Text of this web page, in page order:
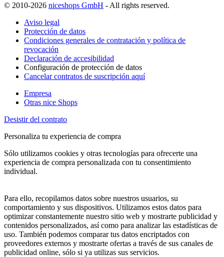
© 2010-2026 niceshops GmbH - All rights reserved.
Aviso legal
Protección de datos
Condiciones generales de contratación y política de
revocación
Declaración de accesibilidad
Configuración de protección de datos
Cancelar contratos de suscripción aquí
Empresa
Otras nice Shops
Desistir del contrato
Personaliza tu experiencia de compra
Sólo utilizamos cookies y otras tecnologías para ofrecerte una
experiencia de compra personalizada con tu consentimiento
individual.
Para ello, recopilamos datos sobre nuestros usuarios, su
comportamiento y sus dispositivos. Utilizamos estos datos para
optimizar constantemente nuestro sitio web y mostrarte publicidad y
contenidos personalizados, así como para analizar las estadísticas de
uso. También podemos comparar tus datos encriptados con
proveedores externos y mostrarte ofertas a través de sus canales de
publicidad online, sólo si ya utilizas sus servicios.